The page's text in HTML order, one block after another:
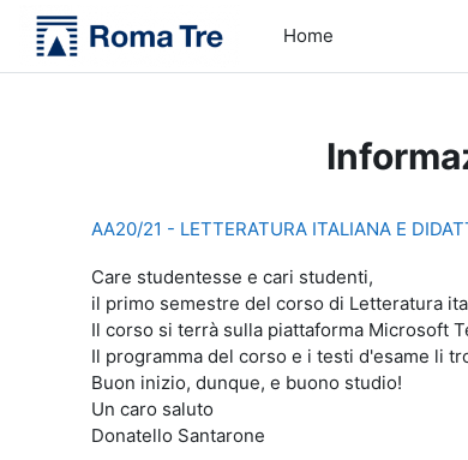
Vai al contenuto principale
Home
AA20/21 - LETTERATURA ITALIANA E
Care studentesse e cari studenti,
il primo semestre del corso di Letteratura
Il corso si terrà sulla piattaforma Microsoft
Il programma del corso e i testi d'esame li
Buon inizio, dunque, e buono studio!
Un caro saluto
Donatello Santarone